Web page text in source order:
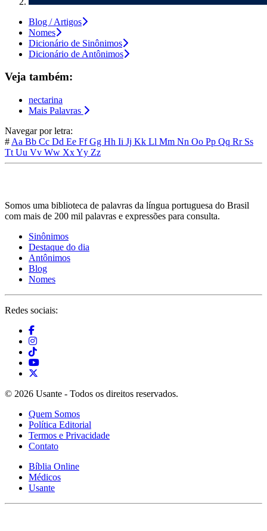
Blog / Artigos
Nomes
Dicionário de Sinônimos
Dicionário de Antônimos
Veja também:
nectarina
Mais Palavras
Navegar por letra:
# Aa Bb Cc Dd Ee FfGg Hh Ii Jj Kk Ll Mm Nn Oo Pp Qq Rr Ss
Tt Uu Vv Ww XxYy Zz
Somos uma biblioteca de palavras da língua portuguesa do Brasil
com mais de 200 mil palavras e expressões para consulta.
Sinônimos
Destaque do dia
Antônimos
Blog
Nomes
Redes sociais:
© 2026 Usante - Todos os direitos reservados.
Quem Somos
Política Editorial
Termos e Privacidade
Contato
Bíblia Online
Médicos
Usante